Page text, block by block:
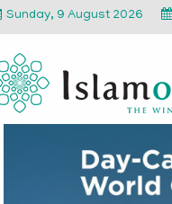
Sunday, 9 August 2026